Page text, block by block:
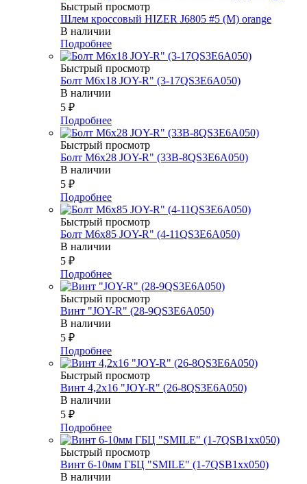
Быстрый просмотр
Шлем кроссовый HIZER J6805 #5 (M) orange
В наличии
Подробнее
Быстрый просмотр
Болт М6х18 JOY-R" (3-17QS3E6A050)
В наличии
5 ₽
Подробнее
Быстрый просмотр
Болт М6х28 JOY-R" (33В-8QS3E6A050)
В наличии
5 ₽
Подробнее
Быстрый просмотр
Болт М6х85 JOY-R" (4-11QS3E6A050)
В наличии
5 ₽
Подробнее
Быстрый просмотр
Винт "JOY-R" (28-9QS3E6A050)
В наличии
5 ₽
Подробнее
Быстрый просмотр
Винт 4,2х16 "JOY-R" (26-8QS3E6A050)
В наличии
5 ₽
Подробнее
Быстрый просмотр
Винт 6-10мм ГБЦ "SMILE" (1-7QSB1xx050)
В наличии